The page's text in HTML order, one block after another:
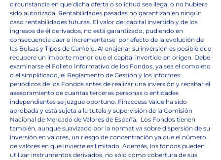
circunstancia en que dicha oferta o solicitud sea ilegal o no hubiera
sido autorizada. Rentabilidades pasadas no garantizan en ningún
caso rentabilidades futuras. El valor del capital invertido y de los
ingresos de él derivados, no está garantizado, pudiendo en
consecuencia caer o incrementarse por efecto de la evolución de
las Bolsas y Tipos de Cambio. Al enajenar su inversión es posible que
recupere un importe menor que el capital invertido en origen. Debe
examinarse el Folleto Informativo de los Fondos, ya sea el completo
o el simplificado, el Reglamento de Gestión y los informes
periódicos de los Fondos antes de realizar una inversión y recabar el
asesoramiento de cuantas terceras personas o entidades
independientes se juzgue oportuno. Finaccess Value ha sido
aprobada y está sujeta a la tutela y supervisión de la Comisión
Nacional de Mercado de Valores de España. Los Fondos tienen
también, aunque suavizado por la normativa sobre dispersión de su
inversión en valores, un riesgo de concentración ya que el número
de valores en que invierte es limitado. Además, los fondos pueden
utilizar instrumentos derivados, no sólo como cobertura de sus